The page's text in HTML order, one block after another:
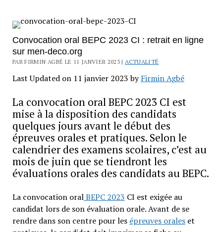
Convocation oral BEPC 2023 CI : retrait en ligne
sur men-deco.org
PAR FIRMIN AGBÉ LE 11 JANVIER 2023 | ACTUALITÉ
Last Updated on 11 janvier 2023 byFirmin Agbé
La convocation oral BEPC 2023 CI est
mise à la disposition des candidats
quelques jours avant le début des
épreuves orales et pratiques. Selon le
calendrier des examens scolaires, c’est au
mois de juin que se tiendront les
évaluations orales des candidats au BEPC.
La convocation oralBEPC 2023 CI est exigée au
candidat lors de son évaluation orale. Avant de se
rendre dans son centre pour les épreuves oraleset